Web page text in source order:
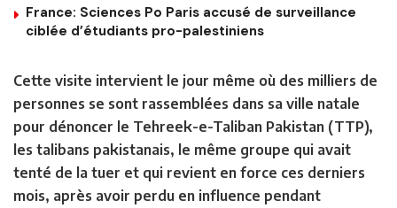
France: Sciences Po Paris accusé de surveillance
ciblée d’étudiants pro-palestiniens
Cette visite intervient le jour même où des milliers de
personnes se sont rassemblées dans sa ville natale
pour dénoncer le Tehreek-e-Taliban Pakistan (TTP),
les talibans pakistanais, le même groupe qui avait
tenté de la tuer et qui revient en force ces derniers
mois, après avoir perdu en influence pendant